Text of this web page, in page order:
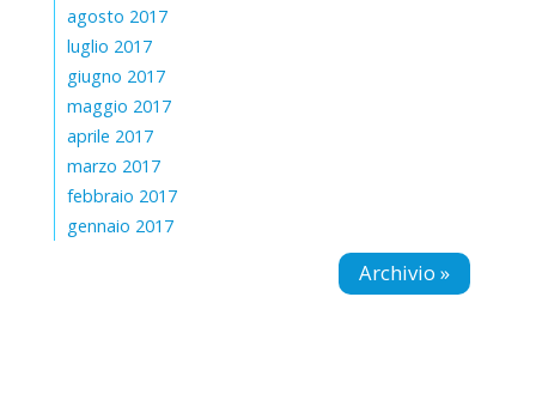
agosto 2017
luglio 2017
giugno 2017
maggio 2017
aprile 2017
marzo 2017
febbraio 2017
gennaio 2017
Archivio »